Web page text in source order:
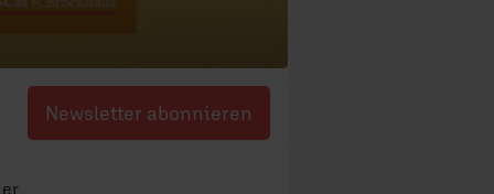
Newsletter abonnieren